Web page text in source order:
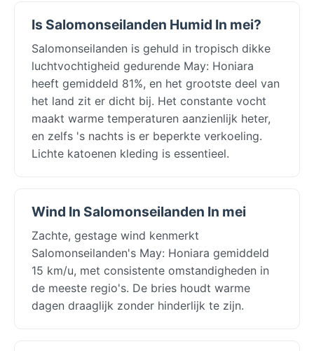
Is Salomonseilanden Humid In mei?
Salomonseilanden is gehuld in tropisch dikke
luchtvochtigheid gedurende May: Honiara
heeft gemiddeld 81%, en het grootste deel van
het land zit er dicht bij. Het constante vocht
maakt warme temperaturen aanzienlijk heter,
en zelfs 's nachts is er beperkte verkoeling.
Lichte katoenen kleding is essentieel.
Wind In Salomonseilanden In mei
Zachte, gestage wind kenmerkt
Salomonseilanden's May: Honiara gemiddeld
15 km/u, met consistente omstandigheden in
de meeste regio's. De bries houdt warme
dagen draaglijk zonder hinderlijk te zijn.